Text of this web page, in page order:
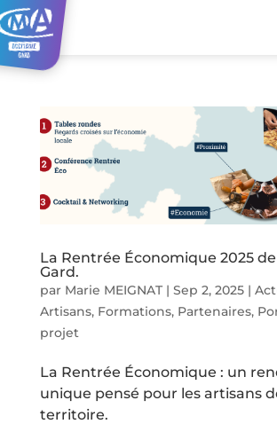
La Rentrée Économique 2025
Gard.
par Marie MEIGNAT| Sep 2, 2025|
Artisans, Formations, Partenaires,
projet
La Rentrée Économique : un
unique pensé pour les artisans
territoire.